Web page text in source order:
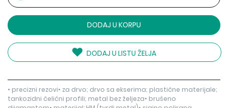
DODAJ U KORPU
DODAJ U LISTU ŽELJA
• precizni rezovi• za drvo; drvo sa ekserima; plastične materijale;
tankozidni čelični profili; metal bez željeza• brušeno